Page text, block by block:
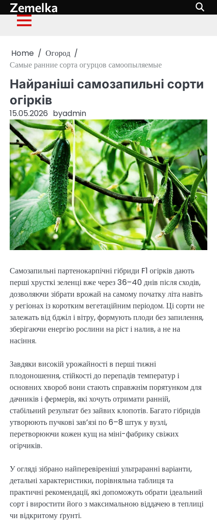
Skip
to
content
Zemelka
Home
Огород
Самые ранние сорта огурцов самоопыляемые
Найраніші самозапильні сорти
огірків
15.05.2026 byadmin
Самозапильні партенокарпічні гібриди F1 огірків дають
перші хрусткі зеленці вже через 36–40 днів після сходів,
дозволяючи зібрати врожай на самому початку літа навіть
у регіонах із коротким вегетаційним періодом. Ці сорти не
залежать від бджіл і вітру, формують плоди без запилення,
зберігаючи енергію рослини на ріст і налив, а не на
насіння.
Завдяки високій урожайності в перші тижні
плодоношення, стійкості до перепадів температур і
основних хвороб вони стають справжнім порятунком для
дачників і фермерів, які хочуть отримати ранній,
стабільний результат без зайвих клопотів. Багато гібридів
утворюють пучкові зав’язі по 6–8 штук у вузлі,
перетворюючи кожен кущ на міні-фабрику свіжих
огірчиків.
У огляді зібрано найперевіреніші ультраранні варіанти,
детальні характеристики, порівняльна таблиця та
практичні рекомендації, які допоможуть обрати ідеальний
сорт і виростити його з максимальною віддачею в теплиці
чи відкритому ґрунті.